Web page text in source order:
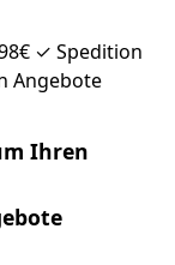
✓ Spedition
Angebote
Ihren